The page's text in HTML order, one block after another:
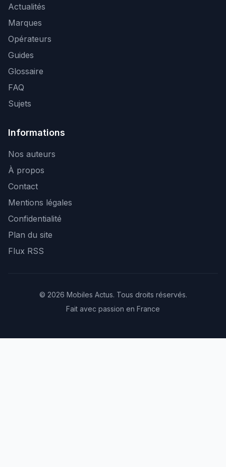
Actualités
Marques
Opérateurs
Guides
Glossaire
FAQ
Sujets
Informations
Nos auteurs
À propos
Contact
Mentions légales
Confidentialité
Plan du site
Flux RSS
© 2026 Mobiles Actus. Tous droits réservés.
Fait avec passion en France